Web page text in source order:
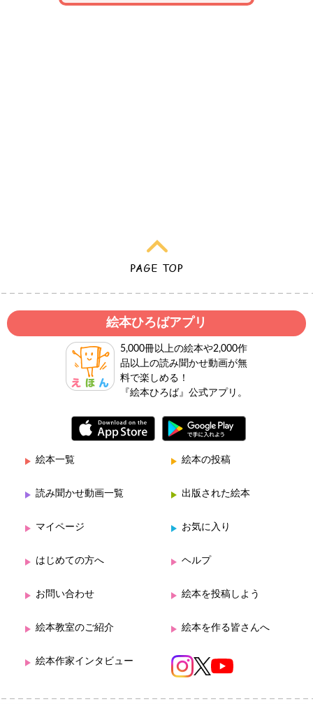
絵本ひろばアプリ
5,000冊以上の絵本や2,000作
品以上の読み聞かせ動画が無
料で楽しめる！
『絵本ひろば』公式アプリ。
絵本一覧 絵本の投稿
読み聞かせ動画一覧 出版された絵本
マイページ お気に入り
はじめての方へ ヘルプ
お問い合わせ 絵本を投稿しよう
絵本教室のご紹介 絵本を作る皆さんへ
絵本作家インタビュー